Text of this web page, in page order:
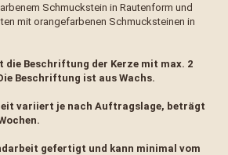
Schmuckstein in Rautenform und
mit orangefarbenen Schmucksteinen in
Beschriftung der Kerze mit max. 2
Beschriftung ist aus Wachs.
variiert je nach Auftragslage, beträgt
gefertigt und kann minimal vom